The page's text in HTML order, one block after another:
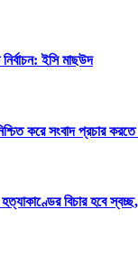
ইসি মাছউদ
করে সংবাদ প্রচার
বিচার হবে